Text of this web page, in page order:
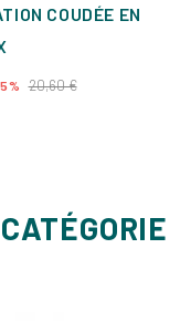
COUDÉE EN
20,60 €Prix